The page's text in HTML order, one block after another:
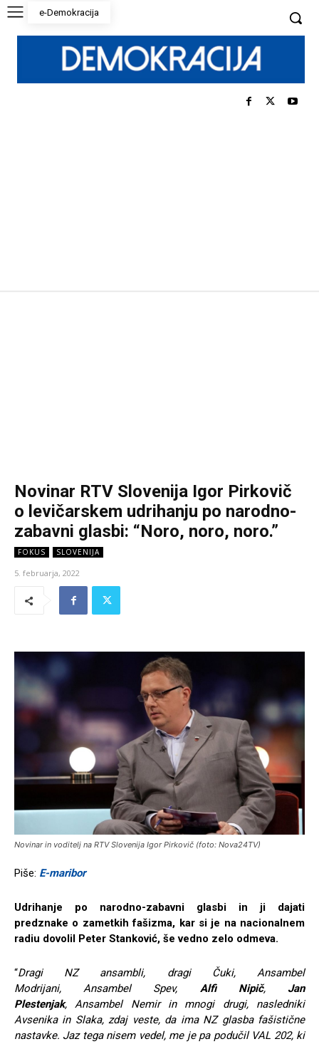
e-Demokracija
Novinar RTV Slovenija Igor Pirkovič
o levičarskem udrihanju po narodno-
zabavni glasbi: “Noro, noro, noro.”
FOKUS SLOVENIJA
5. februarja, 2022
Novinar in voditelj na RTV Slovenija Igor Pirkovič (foto: Nova24TV)
Piše: E-maribor
Udrihanje po narodno-zabavni glasbi in ji dajati
predznake o zametkih fašizma, kar si je na nacionalnem
radiu dovolil Peter Stanković, še vedno zelo odmeva.
“Dragi NZ ansambli, dragi Čuki,Ansambel
Modrijani,Ansambel Spev, Alfi Nipič, Jan
Plestenjak,AnsambelNemirin mnogi drugi, nasledniki
Avsenika in Slaka, zdaj veste, da ima NZ glasba fašistične
nastavke. Jaz tega nisem vedel, me je pa podučil VAL 202, ki